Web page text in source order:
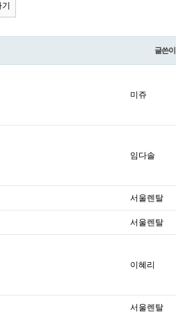
글쓴이
미쥬
임다솔
서울렌탈
서울렌탈
이혜리
서울렌탈